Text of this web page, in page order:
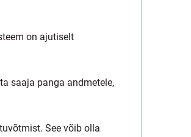
on ajutiselt
saaja panga andmetele,
See võib olla